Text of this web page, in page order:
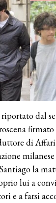
riportato dal
di Affari
la
lui a
e a farsi